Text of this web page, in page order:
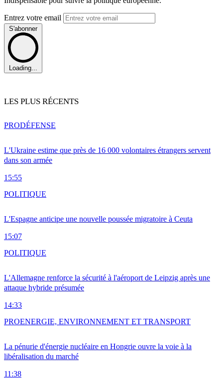
Entrez votre email
S'abonner
Loading...
LES PLUS RÉCENTS
L'Ukraine estime que près de 16 000 volontaires étrangers servent
dans son armée
15:55
PRODÉFENSE
L'Espagne anticipe une nouvelle poussée migratoire à Ceuta
15:07
POLITIQUE
L'Allemagne renforce la sécurité à l'aéroport de Leipzig après une
attaque hybride présumée
14:33
POLITIQUE
La pénurie d'énergie nucléaire en Hongrie ouvre la voie à la
libéralisation du marché
11:38
PROENERGIE, ENVIRONNEMENT ET TRANSPORT